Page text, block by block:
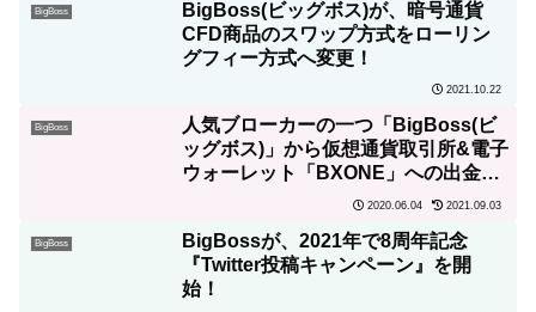
BigBoss
BigBoss(ビッグボス)が、暗号通貨
CFD商品のスワップ方式をローリン
グフィー方式へ変更！
2021.10.22
BigBoss
人気ブローカーの一つ「BigBoss(ビ
ッグボス)」から仮想通貨取引所&電子
ウォーレット「BXONE」への出金が
2020.06.04 2021.09.03
BigBoss
BigBossが、2021年で8周年記念
『Twitter投稿キャンペーン』を開
始！